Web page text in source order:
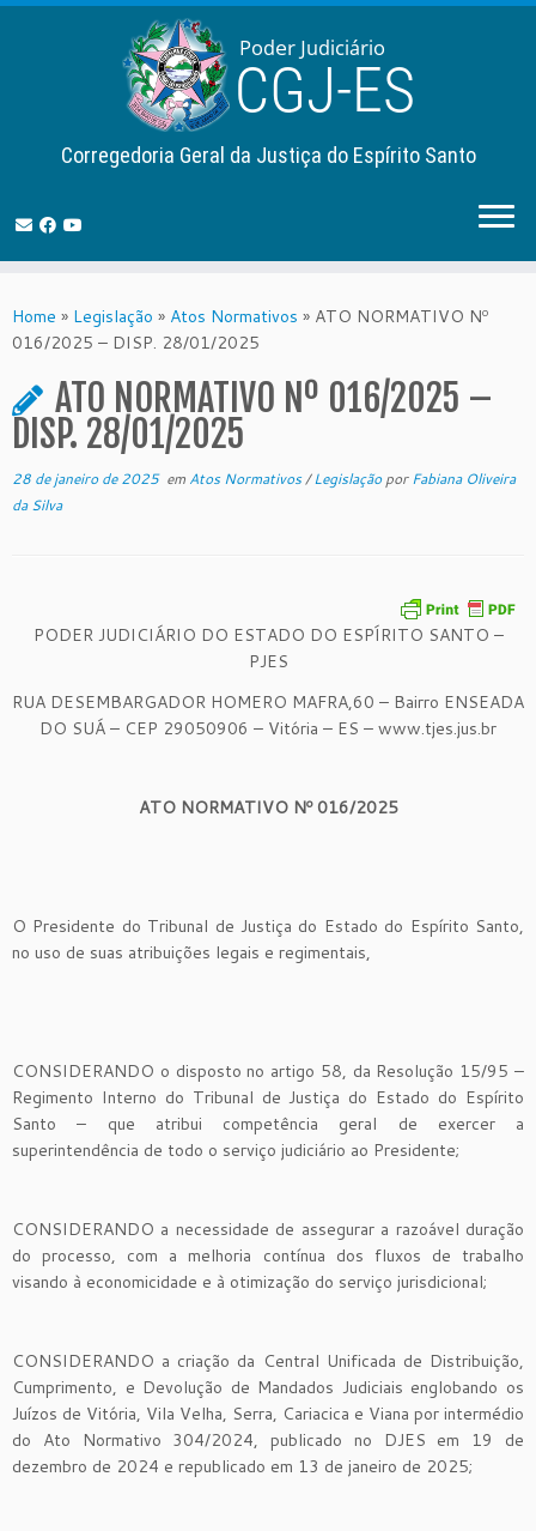
to
content
Corregedoria Geral da Justiça do Espírito Santo
Home » Legislação » Atos Normativos » ATO NORMATIVO Nº
016/2025 – DISP. 28/01/2025
ATO NORMATIVO Nº 016/2025 –
DISP. 28/01/2025
28 de janeiro de 2025em Atos Normativos/LegislaçãoporFabiana Oliveira
da Silva
PODER JUDICIÁRIO DO ESTADO DO ESPÍRITO SANTO –
PJES
RUA DESEMBARGADOR HOMERO MAFRA,60 – Bairro ENSEADA
DO SUÁ – CEP 29050906 – Vitória – ES – www.tjes.jus.br
ATO NORMATIVO Nº 016/2025
O Presidente do Tribunal de Justiça do Estado do Espírito Santo,
no uso de suas atribuições legais e regimentais,
CONSIDERANDO o disposto no artigo 58, da Resolução 15/95 –
Regimento Interno do Tribunal de Justiça do Estado do Espírito
Santo – que atribui competência geral de exercer a
superintendência de todo o serviço judiciário ao Presidente;
CONSIDERANDO a necessidade de assegurar a razoável duração
do processo, com a melhoria contínua dos fluxos de trabalho
visando à economicidade e à otimização do serviço jurisdicional;
CONSIDERANDO a criação da Central Unificada de Distribuição,
Cumprimento, e Devolução de Mandados Judiciais englobando os
Juízos de Vitória, Vila Velha, Serra, Cariacica e Viana por intermédio
do Ato Normativo 304/2024, publicado no DJES em 19 de
dezembro de 2024 e republicado em 13 de janeiro de 2025;